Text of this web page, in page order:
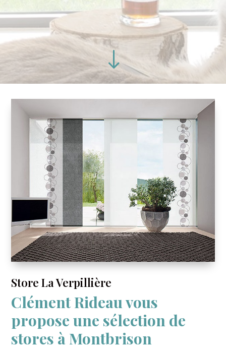
"
Store La Verpillière
Clément Rideau vous
propose une sélection de
stores à Montbrison